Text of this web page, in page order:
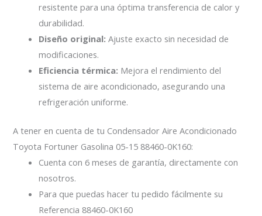
resistente para una óptima transferencia de calor y
durabilidad.
Diseño original: Ajuste exacto sin necesidad de
modificaciones.
Eficiencia térmica: Mejora el rendimiento del
sistema de aire acondicionado, asegurando una
refrigeración uniforme.
A tener en cuenta de tu Condensador Aire Acondicionado
Toyota Fortuner Gasolina 05-15 88460-0K160:
Cuenta con 6 meses de garantía, directamente con
nosotros.
Para que puedas hacer tu pedido fácilmente su
Referencia 88460-0K160